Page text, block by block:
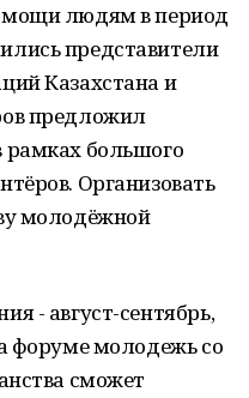
людям в период
представители
Казахстана и
предложил
рамках большого
Организовать
молодёжной
- август-сентябрь,
форуме молодежь со
сможет